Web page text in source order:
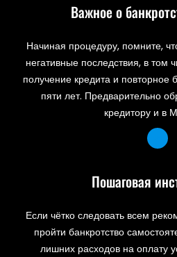
Важное о
Начиная процедуру, помните,
негативные последствия, в том
получение кредита и повторное
пяти лет. Предварительно
кредитору и в
Пошаговая
Если чётко следовать всем
пройти банкротство
лишних расходов на оплату